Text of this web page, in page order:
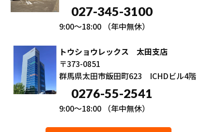
027-345-3100
9:00～18:00 （年中無休）
トウショウレックス 太田支店
〒373-0851
群馬県太田市飯田町623 ICHDビル4階
0276-55-2541
9:00～18:00 （年中無休）